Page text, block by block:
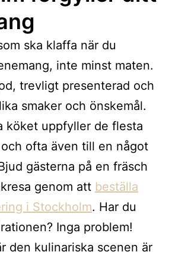
ska klaffa när du
inte minst maten.
trevligt presenterad och
smaker och önskemål.
köket uppfyller de flesta
ofta även till en något
gästerna på en fräsch
genom att beställa
i Stockholm. Har du
Inga problem!
den kulinariska scenen är